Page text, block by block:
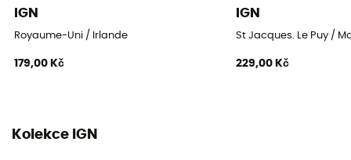
IGN
Royaume-Uni / Irlande
179,00 Kč
IGN
St Jacques. Le Puy /
229,00 Kč
Kolekce IGN